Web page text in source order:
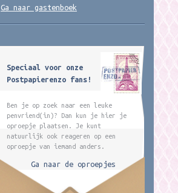
Ga naar gastenboek
Speciaal voor onze
Postpapierenzo fans!
Ben je op zoek naar een leuke
penvriend(in)? Dan kun je hier je
oproepje plaatsen. Je kunt
natuurlijk ook reageren op een
oproepje van iemand anders.
Ga naar de oproepjes